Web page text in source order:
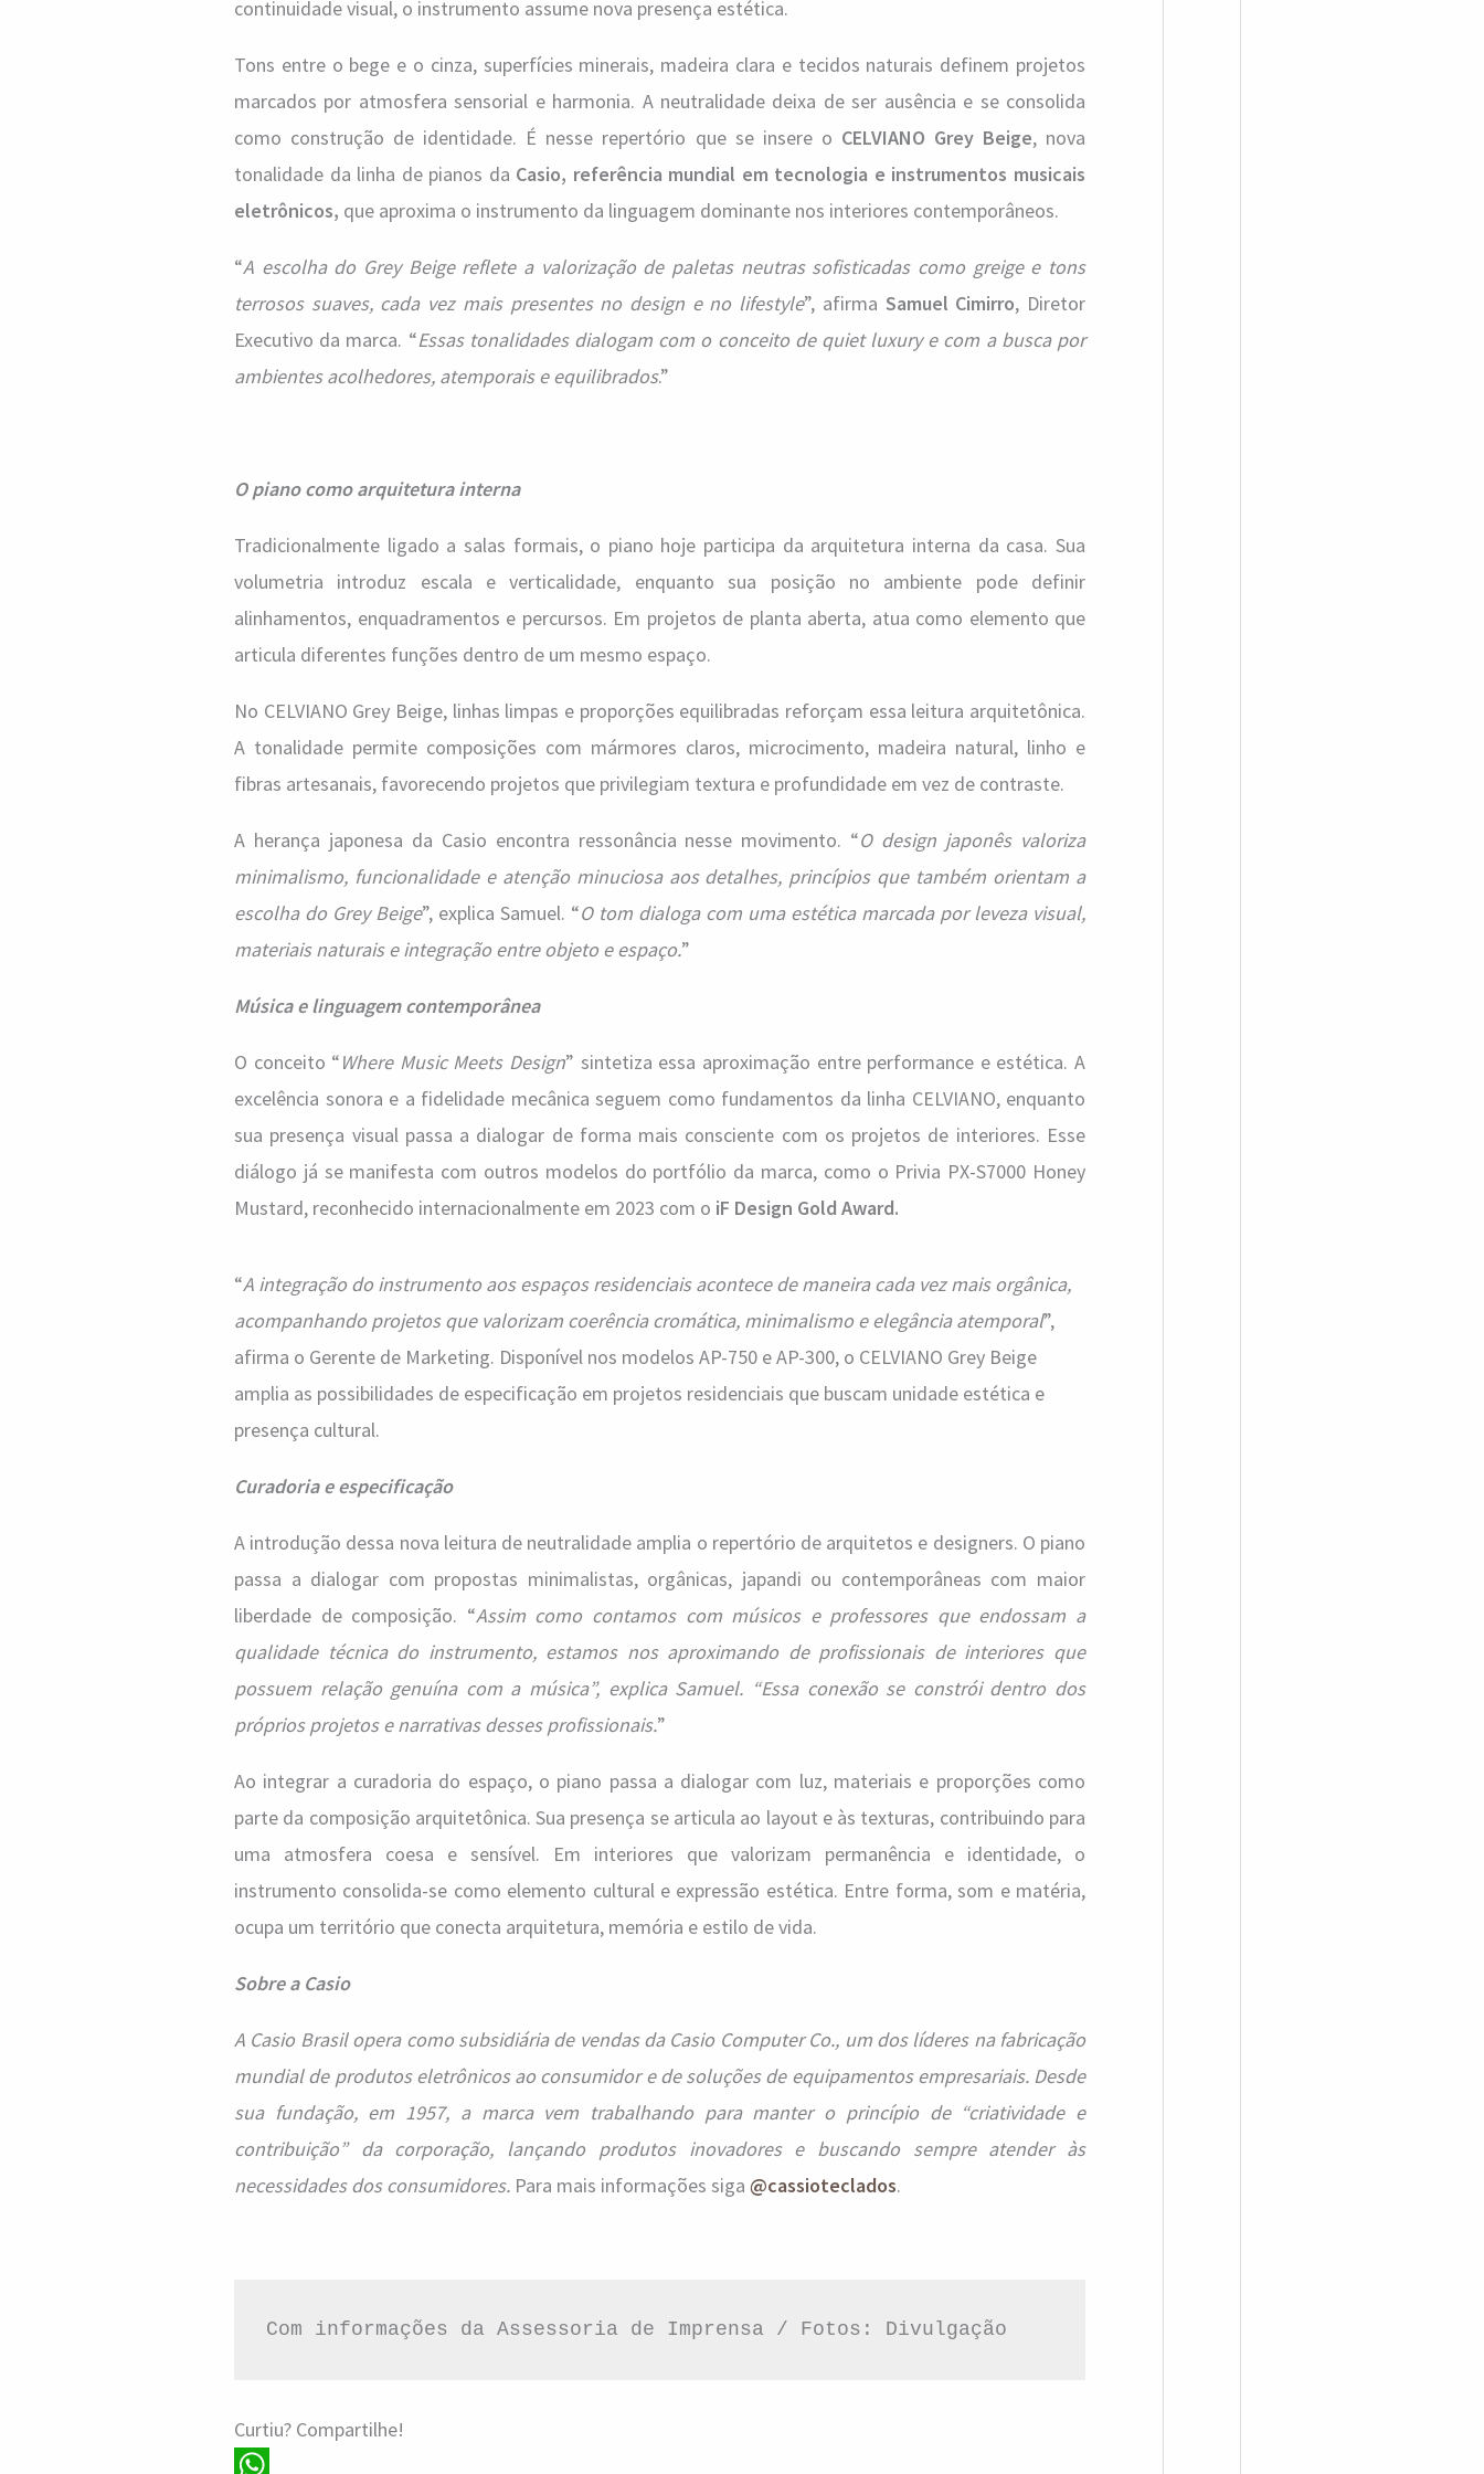
continuidade visual, o instrumento assume nova presença estética.
Tons entre o bege e o cinza, superfícies minerais, madeira clara e tecidos naturais definem projetos
marcados por atmosfera sensorial e harmonia. A neutralidade deixa de ser ausência e se consolida
como construção de identidade. É nesse repertório que se insere o CELVIANO Grey Beige, nova
tonalidade da linha de pianos da Casio, referência mundial em tecnologia e instrumentos musicais
eletrônicos, que aproxima o instrumento da linguagem dominante nos interiores contemporâneos.
“A escolha do Grey Beige reflete a valorização de paletas neutras sofisticadas como greige e tons
terrosos suaves, cada vez mais presentes no design e no lifestyle”, afirma Samuel Cimirro, Diretor
Executivo da marca. “Essas tonalidades dialogam com o conceito de quiet luxury e com a busca por
ambientes acolhedores, atemporais e equilibrados.”
O piano como arquitetura interna
Tradicionalmente ligado a salas formais, o piano hoje participa da arquitetura interna da casa. Sua
volumetria introduz escala e verticalidade, enquanto sua posição no ambiente pode definir
alinhamentos, enquadramentos e percursos. Em projetos de planta aberta, atua como elemento que
articula diferentes funções dentro de um mesmo espaço.
No CELVIANO Grey Beige, linhas limpas e proporções equilibradas reforçam essa leitura arquitetônica.
A tonalidade permite composições com mármores claros, microcimento, madeira natural, linho e
fibras artesanais, favorecendo projetos que privilegiam textura e profundidade em vez de contraste.
A herança japonesa da Casio encontra ressonância nesse movimento. “O design japonês valoriza
minimalismo, funcionalidade e atenção minuciosa aos detalhes, princípios que também orientam a
escolha do Grey Beige”, explica Samuel. “O tom dialoga com uma estética marcada por leveza visual,
materiais naturais e integração entre objeto e espaço.”
Música e linguagem contemporânea
O conceito “Where Music Meets Design” sintetiza essa aproximação entre performance e estética. A
excelência sonora e a fidelidade mecânica seguem como fundamentos da linha CELVIANO, enquanto
sua presença visual passa a dialogar de forma mais consciente com os projetos de interiores. Esse
diálogo já se manifesta com outros modelos do portfólio da marca, como o Privia PX-S7000 Honey
Mustard, reconhecido internacionalmente em 2023 com o iF Design Gold Award.
“A integração do instrumento aos espaços residenciais acontece de maneira cada vez mais orgânica,
acompanhando projetos que valorizam coerência cromática, minimalismo e elegância atemporal”,
afirma o Gerente de Marketing. Disponível nos modelos AP-750 e AP-300, o CELVIANO Grey Beige
amplia as possibilidades de especificação em projetos residenciais que buscam unidade estética e
presença cultural.
Curadoria e especificação
A introdução dessa nova leitura de neutralidade amplia o repertório de arquitetos e designers. O piano
passa a dialogar com propostas minimalistas, orgânicas, japandi ou contemporâneas com maior
liberdade de composição. “Assim como contamos com músicos e professores que endossam a
qualidade técnica do instrumento, estamos nos aproximando de profissionais de interiores que
possuem relação genuína com a música”, explica Samuel. “Essa conexão se constrói dentro dos
próprios projetos e narrativas desses profissionais.”
Ao integrar a curadoria do espaço, o piano passa a dialogar com luz, materiais e proporções como
parte da composição arquitetônica. Sua presença se articula ao layout e às texturas, contribuindo para
uma atmosfera coesa e sensível. Em interiores que valorizam permanência e identidade, o
instrumento consolida-se como elemento cultural e expressão estética. Entre forma, som e matéria,
ocupa um território que conecta arquitetura, memória e estilo de vida.
Sobre a Casio
A Casio Brasil opera como subsidiária de vendas da Casio Computer Co., um dos líderes na fabricação
mundial de produtos eletrônicos ao consumidor e de soluções de equipamentos empresariais. Desde
sua fundação, em 1957, a marca vem trabalhando para manter o princípio de “criatividade e
contribuição” da corporação, lançando produtos inovadores e buscando sempre atender às
necessidades dos consumidores. Para mais informações siga @cassioteclados.
Com informações da Assessoria de Imprensa / Fotos: Divulgação
Curtiu? Compartilhe!